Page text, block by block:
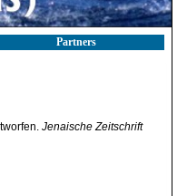
Partners
Jenaische Zeitschrift